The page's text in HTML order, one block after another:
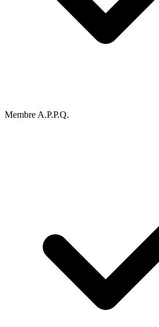
Membre A.P.P.Q.